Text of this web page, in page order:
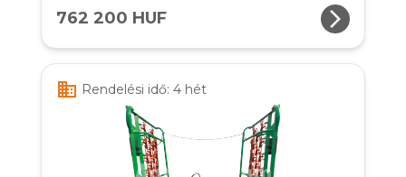
762 200 HUF arrow_forward_ios
business Rendelési idő: 4 hét